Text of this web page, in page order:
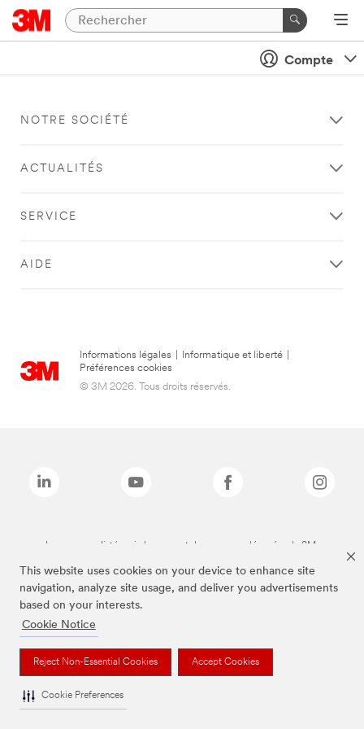
This website uses cookies on your device to enhance site
navigation, analyze site usage, and deliver you advertisements
based on your interests.
Cookie Notice
Reject Non-Essential Cookies Accept Cookies
Cookie Preferences
Compte
NOTRE SOCIÉTÉ
ACTUALITÉS
SERVICE
AIDE
Informations légales Informatique et liberté
Préférences cookies
© 3M 2026. Tous droits réservés.
Les marques listées ci-dessus sont des marques déposées de 3M.